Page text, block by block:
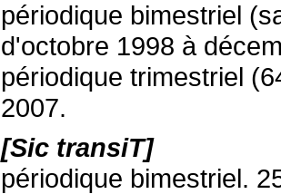
périodique bimestriel
d'octobre 1998 à
périodique trimestriel
2007.
[Sic transiT]
périodique bimestriel.